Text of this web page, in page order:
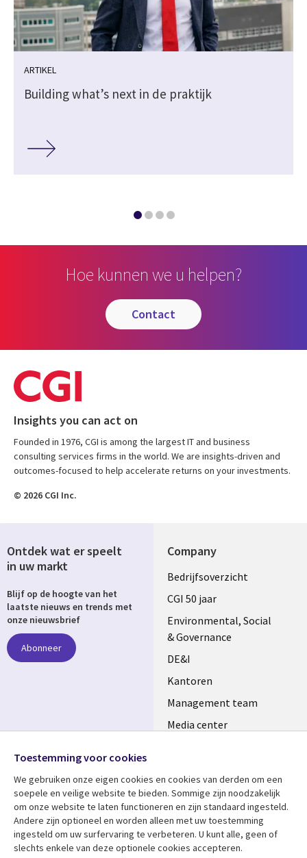
ARTIKEL
Building what’s next in de praktijk
Hoe kunnen we u helpen?
contact
Insights you can act on
Founded in 1976, CGI is among the largest IT and business
consulting services firms in the world. We are insights-driven and
outcomes-focused to help accelerate returns on your investments.
© 2026 CGI Inc.
Company
Useful
links
NETHERLANDS
Bedrijfsoverzicht
CGI 50 jaar
Environmental, Social
& Governance
DE&I
Kantoren
Management team
Media center
Bekijk meer
Artikelen
Support
Disclaimer
Ontdek wat er speelt
in uw markt
Blijf op de hoogte van het
laatste nieuws en trends met
onze nieuwsbrief
Abonneer
Media
NETHERLANDS
Toestemming voor cookies
We gebruiken onze eigen cookies en cookies van derden om een ​​
soepele en veilige website te bieden. Sommige zijn noodzakelijk
om onze website te laten functioneren en zijn standaard ingesteld.
Andere zijn optioneel en worden alleen met uw toestemming
ingesteld om uw surfervaring te verbeteren. U kunt alle, geen of
slechts enkele van deze optionele cookies accepteren.